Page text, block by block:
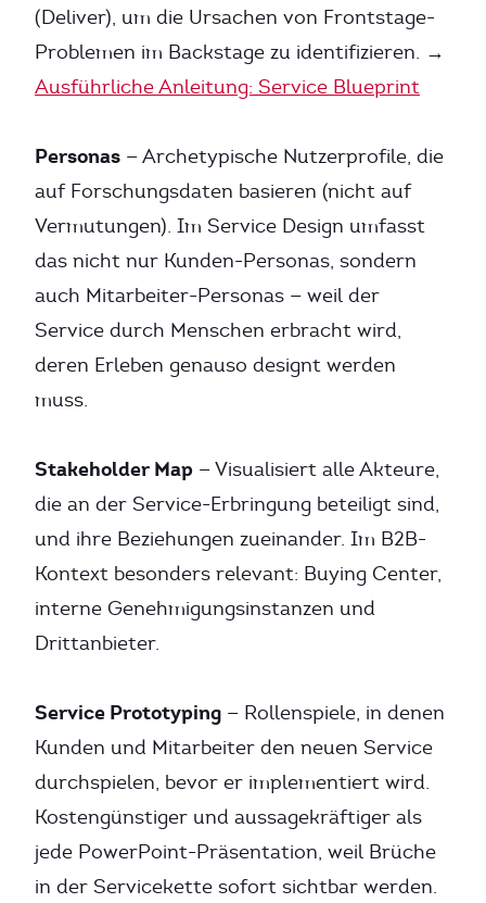
(Deliver), um die Ursachen von Frontstage-
Problemen im Backstage zu identifizieren. →
Ausführliche Anleitung: Service Blueprint
Personas — Archetypische Nutzerprofile, die
auf Forschungsdaten basieren (nicht auf
Vermutungen). Im Service Design umfasst
das nicht nur Kunden-Personas, sondern
auch Mitarbeiter-Personas — weil der
Service durch Menschen erbracht wird,
deren Erleben genauso designt werden
muss.
Stakeholder Map — Visualisiert alle Akteure,
die an der Service-Erbringung beteiligt sind,
und ihre Beziehungen zueinander. Im B2B-
Kontext besonders relevant: Buying Center,
interne Genehmigungsinstanzen und
Drittanbieter.
Service Prototyping — Rollenspiele, in denen
Kunden und Mitarbeiter den neuen Service
durchspielen, bevor er implementiert wird.
Kostengünstiger und aussagekräftiger als
jede PowerPoint-Präsentation, weil Brüche
in der Servicekette sofort sichtbar werden.